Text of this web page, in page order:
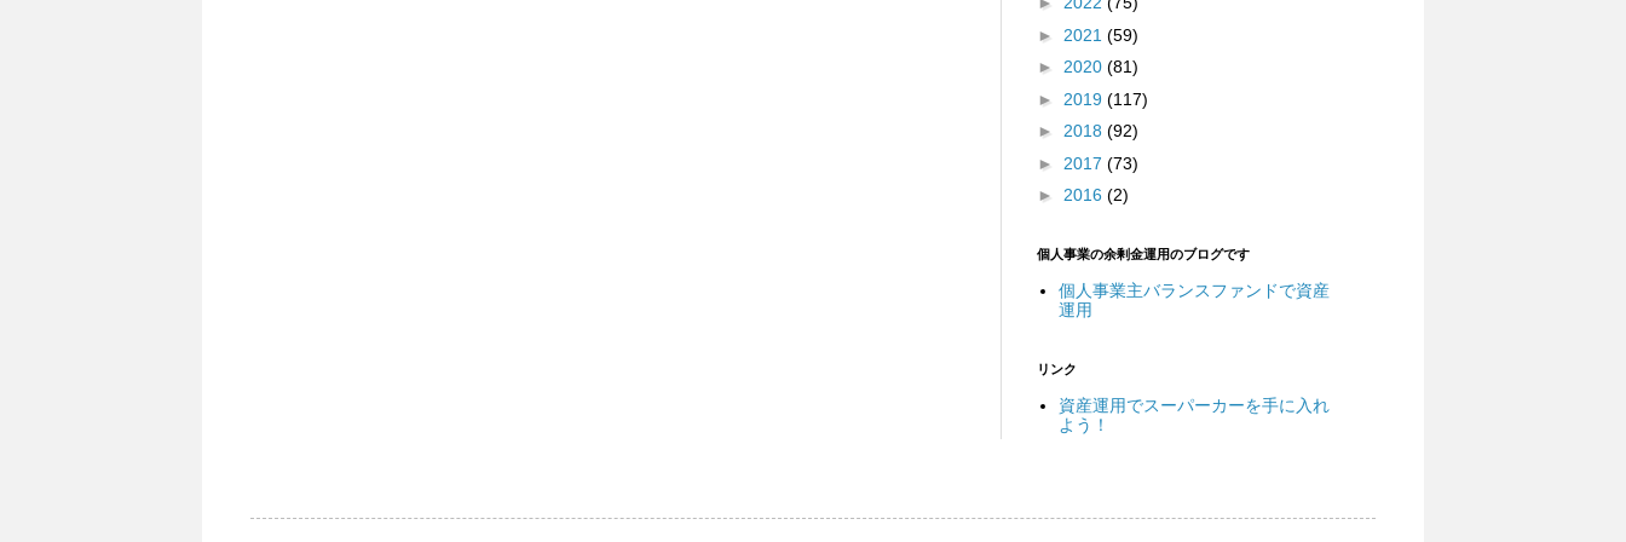
► 2021 (59)
► 2020 (81)
► 2019 (117)
► 2018 (92)
► 2017 (73)
► 2016 (2)
個人事業の余剰金運用のブログです
個人事業主バランスファンドで資産
運用
リンク
資産運用でスーパーカーを手に入れ
よう！